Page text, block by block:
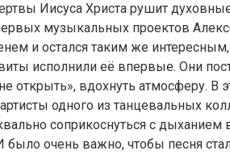
Иисуса Христа рушит
музыкальных проектов
и остался таким же
исполнили её впервые. Они
открыть», вдохнуть атмосферу.
одного из танцевальных
соприкоснуться с
очень важно, чтобы песня